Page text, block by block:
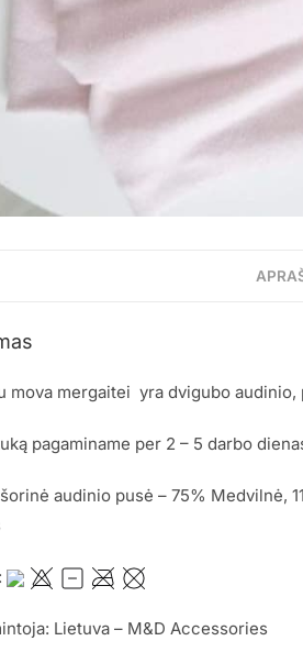
mova mergaitei yra dvigubo
pagaminame per 2 – 5 darbo
audinio pusė – 75% Medvilnė,
Lietuva – M&D Accessories